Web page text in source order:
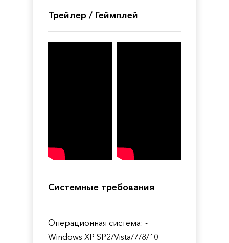
Трейлер / Геймплей
Системные требования
Операционная система: -
Windows XP SP2/Vista/7/8/10